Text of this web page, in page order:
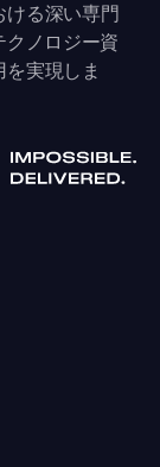
ける深い専門
ノロジー資
実現しま